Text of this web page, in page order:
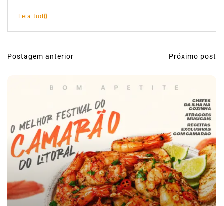
Leia tudo
N
g
a
ç
o
d
Postagem anterior Próximo post